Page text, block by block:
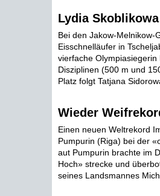
Lydia
Bei den Jakow-Melnikow-
Eisschnelläufer in
vierfache
Disziplinen (500 m und
Platz folgt Tatjana
Wieder
Einen neuen Weltrekord
Pumpurin (Riga) bei der
aut Pumpurin brachte im
Hoch» strecke und
seines Landsmannes